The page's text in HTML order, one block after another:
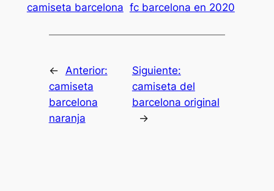
camiseta barcelona fc barcelona en 2020
← Anterior:
camiseta
barcelona
naranja
Siguiente:
camiseta del
barcelona original
→